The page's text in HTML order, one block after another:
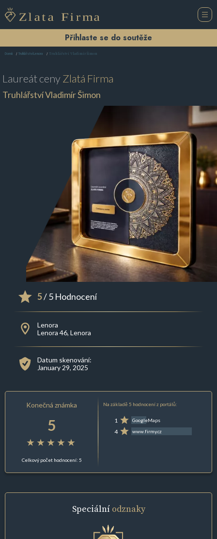
Přihlaste se do soutěže
Domů Truhlářství Lenora Truhlářství Vladimír Šimon
Laureát cenyZlatá Firma
Truhlářství Vladimír Šimon
5/ 5 Hodnocení
Lenora
Lenora 46, Lenora
Datum skenování:
January 29, 2025
Konečná známka
5
Celkový počet hodnocení: 5
Na základě 5 hodnocení z portálů:
1 GoogleMaps
4 www.firmy.cz
Speciální odznaky